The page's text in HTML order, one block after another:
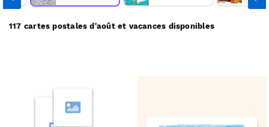
vos destinataires.
Merci Facteur vous propose
cartes postales
Comment ça marche :
Choisissez une carte postale d'août et vacances;
🎨
117 cartes postales d'août et vacances disponibles